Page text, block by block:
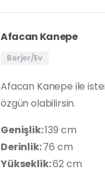
Afacan Kanepe
Berjer/Ev
Afacan Kanepe ile
özgün olabilirsin.
Genişlik:139 cm
Derinlik:76 cm
Yükseklik:62 cm